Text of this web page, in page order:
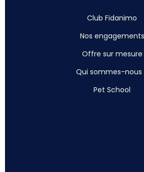
Club Fidanimo
Nos engagements
Offre sur mesure
Qui sommes-nous
Pet School